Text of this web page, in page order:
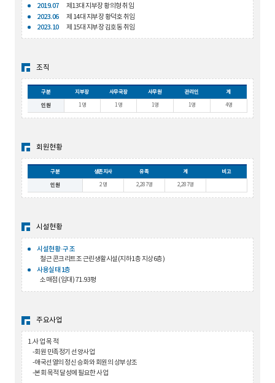
2019.07 제13대 지부장 황의형 취임
2023.06 제 14대 지부장 황덕호 취임
2023.10 제 15대 지부장 김호동 취임
조직
구분 지부장 사무국장 사무원 관리인 계
인원 1명 1명 1명 1명 4명
회원현황
구분 생존지사 유족 계 비고
인원 2명 2,287명 2,287명
시설현황
시설현황·구 조
철근 콘크리트조 근린생활시설(지하1층 지상6층)
사용실태 1층
소매점 (임대) 71.93평
주요사업
1.사 업 목 적
-회원 민족정기 선양사업
-애국선열의 정신 승화와 회원의 상부상조
-본회 목적 달성에 필요한 사업